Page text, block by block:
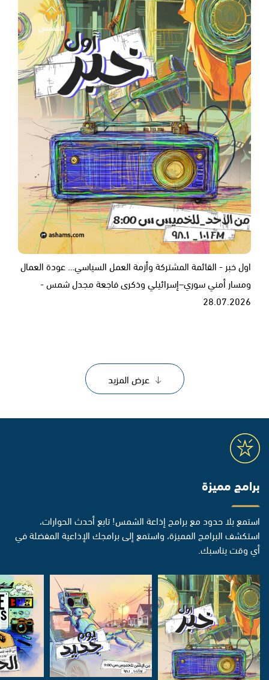
اول خبر - القائمة المشتركة وأزمة العمل السياسي… عودة العمال
ومسار أمني سوري–إسرائيلي وذكرى فاجعة مجدل شمس -
28.07.2026
عرض المزيد
برامج مميزة
استمع بلا حدود مع برامج إذاعة الشمس! تابع أحدث الحوارات،
استكشف البرامج المميزة، واستمع إلى برامجك الإذاعية المفضلة في
أي وقت يناسبك.